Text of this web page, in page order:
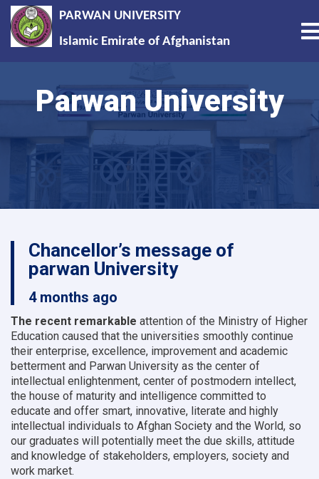
to
main
PARWAN UNIVERSITY
Islamic Emirate of Afghanistan
Parwan University
Chancellor’s message of
parwan University
4 months ago
The recent remarkable attention of the Ministry of Higher
Education caused that the universities smoothly continue
their enterprise, excellence, improvement and academic
betterment and Parwan University as the center of
intellectual enlightenment, center of postmodern intellect,
the house of maturity and intelligence committed to
educate and offer smart, innovative, literate and highly
intellectual individuals to Afghan Society and the World, so
our graduates will potentially meet the due skills, attitude
and knowledge of stakeholders, employers, society and
work market.